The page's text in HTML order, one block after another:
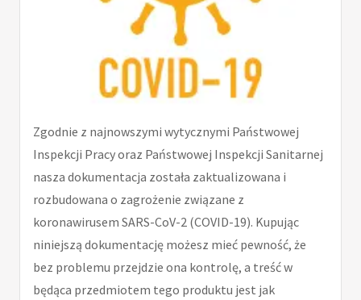
Zgodnie z najnowszymi wytycznymi Państwowej
Inspekcji Pracy oraz Państwowej Inspekcji Sanitarnej
nasza dokumentacja została zaktualizowana i
rozbudowana o zagrożenie związane z
koronawirusem SARS-CoV-2 (COVID-19). Kupując
niniejszą dokumentację możesz mieć pewność, że
bez problemu przejdzie ona kontrolę, a treść w
będąca przedmiotem tego produktu jest jak